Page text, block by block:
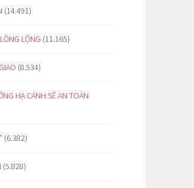
(14.491)
LỘNG (11.165)
(8.534)
HẠ CÁNH SẼ AN TOÀN
(6.382)
(5.828)